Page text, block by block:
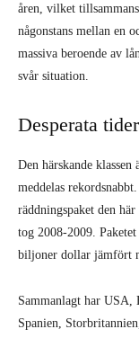
åren, vilket
någonstans mellan en
massiva beroende av
svår situation.
Desperata
Den härskande
meddelas
räddningspaket den
tog 2008-2009.
biljoner dollar jämfört
Sammanlagt har USA,
Spanien,